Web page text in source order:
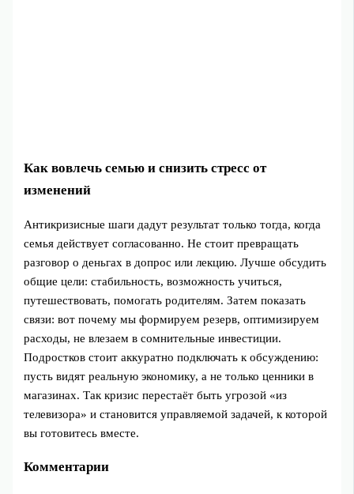
Как вовлечь семью и снизить стресс от
изменений
Антикризисные шаги дадут результат только тогда, когда
семья действует согласованно. Не стоит превращать
разговор о деньгах в допрос или лекцию. Лучше обсудить
общие цели: стабильность, возможность учиться,
путешествовать, помогать родителям. Затем показать
связи: вот почему мы формируем резерв, оптимизируем
расходы, не влезаем в сомнительные инвестиции.
Подростков стоит аккуратно подключать к обсуждению:
пусть видят реальную экономику, а не только ценники в
магазинах. Так кризис перестаёт быть угрозой «из
телевизора» и становится управляемой задачей, к которой
вы готовитесь вместе.
Комментарии